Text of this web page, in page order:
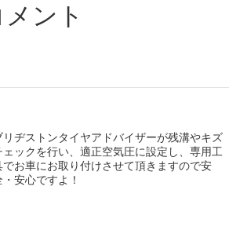
ント
リヂストンタイヤアドバイザーが残溝やキズ
ェックを行い、適正空気圧に設定し、専用工
でお車にお取り付けさせて頂きますので安
・安心ですよ！